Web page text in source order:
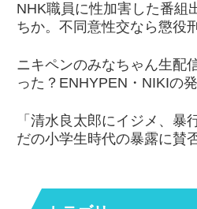
NHK職員に性加害した番組
ちか。不同意性交なら懲役
ニキペンのみなちゃん生配
った？ENHYPEN・NIKIの
「清水良太郎にイジメ、暴
だの小学生時代の暴露に賛